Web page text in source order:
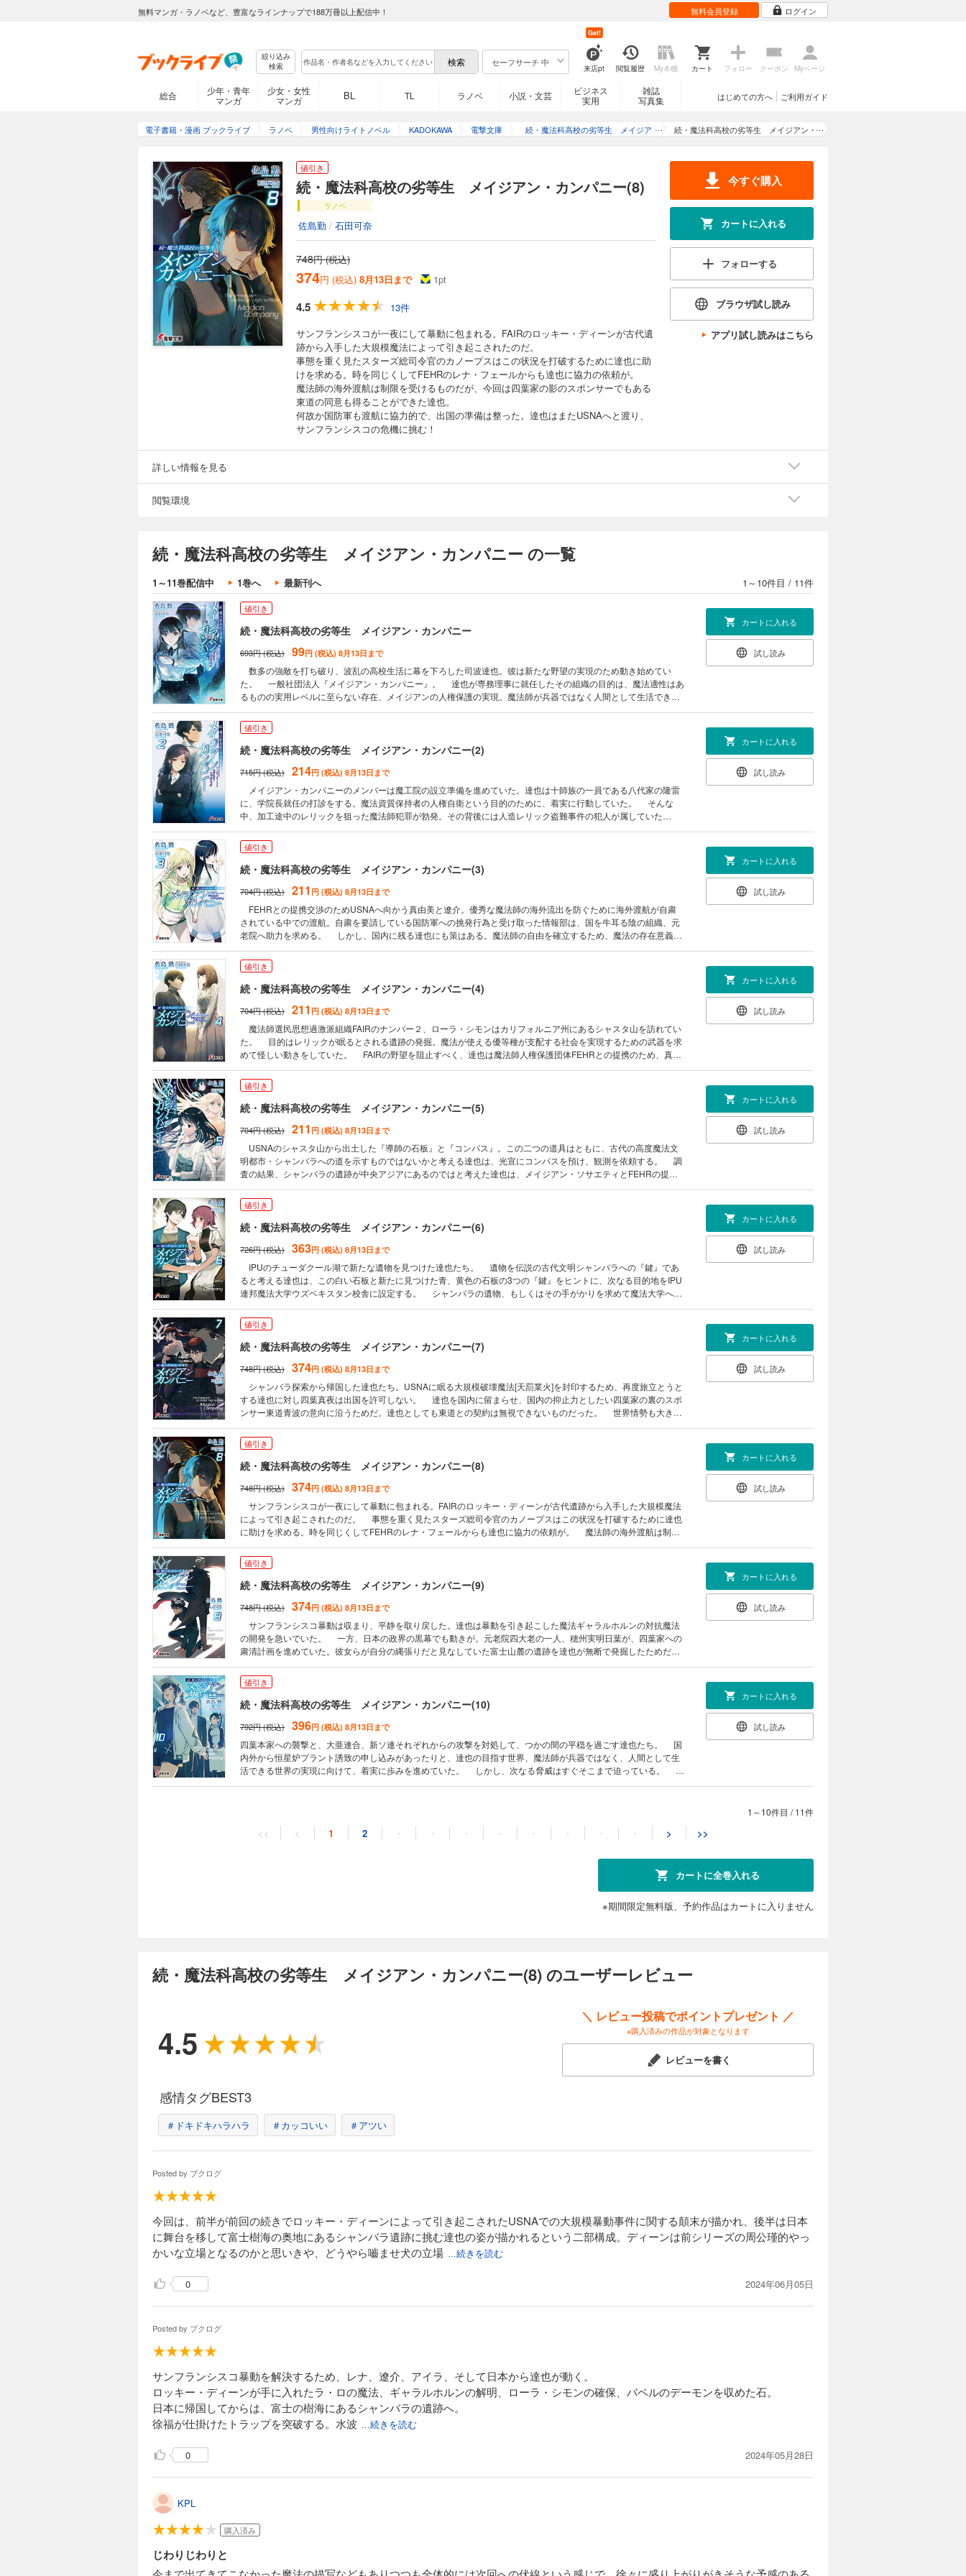
無料マンガ・ラノベなど、豊富なラインナップで188万冊以上配信中！ 無料会員登録 ログイン
絞り込み
検索
セーフサーチ 中
来店pt
Get!
閲覧履歴 My本棚 カート フォロー クーポン Myページ
総合
少年・青年
マンガ
少女・女性
マンガ
BL TL ラノベ 小説・文芸
ビジネス
実用
雑誌
写真集
ご利用ガイド
はじめての方へ
電子書籍・漫画 ブックライブ ラノベ 男性向けライトノベル KADOKAWA 電撃文庫
続・魔法科高校の劣等生 メイジア
続・魔法科高校の劣等生 メイジアン・
値引き
続・魔法科高校の劣等生 メイジアン・カンパニー(8)
ラノベ
佐島勤 / 石田可奈
748円 (税込)
374円 (税込) 8月13日まで 1pt
4.5
13件
サンフランシスコが一夜にして暴動に包まれる。FAIRのロッキー・ディーンが古代遺
跡から入手した大規模魔法によって引き起こされたのだ。
事態を重く見たスターズ総司令官のカノープスはこの状況を打破するために達也に助
けを求める。時を同じくしてFEHRのレナ・フェールからも達也に協力の依頼が。
魔法師の海外渡航は制限を受けるものだが、今回は四葉家の影のスポンサーでもある
東道の同意も得ることができた達也。
何故か国防軍も渡航に協力的で、出国の準備は整った。達也はまたUSNAへと渡り、
サンフランシスコの危機に挑む！
今すぐ購入
カートに入れる
フォローする
ブラウザ試し読み
アプリ試し読みはこちら
詳しい情報を見る
閲覧環境
続・魔法科高校の劣等生 メイジアン・カンパニー の一覧
1～11巻配信中 1巻へ 最新刊へ 1～10件目 / 11件
値引き
続・魔法科高校の劣等生 メイジアン・カンパニー
693円 (税込) 99円 (税込) 8月13日まで
数多の強敵を打ち破り、波乱の高校生活に幕を下ろした司波達也。彼は新たな野望の実現のため動き始めてい
た。 一般社団法人『メイジアン・カンパニー』。 達也が専務理事に就任したその組織の目的は、魔法適性はあ
るものの実用レベルに至らない存在、メイジアンの人権保護の実現。魔法師が兵器ではなく人間として生活できる
向は、当然ながら世界中から注目を集める。USNAにある魔法師の結社『FEHR』から、達也の動向を探るべく刺
客が送り込まれ……。 司波達也の新たな伝説が幕を開ける――。
カートに入れる
試し読み
値引き
続・魔法科高校の劣等生 メイジアン・カンパニー(2)
715円 (税込) 214円 (税込) 8月13日まで
メイジアン・カンパニーのメンバーは魔工院の設立準備を進めていた。達也は十師族の一員である八代家の隆雷
に、学院長就任の打診をする。魔法資質保持者の人権自衛という目的のために、着実に行動していた。 そんな
中、加工途中のレリックを狙った魔法師犯罪が勃発。その背後には人造レリック盗難事件の犯人が属していた
『FEHR』との接触を試みる。 三つの組織が交わることでレリックを巡る争いが激化する――。
カートに入れる
試し読み
値引き
続・魔法科高校の劣等生 メイジアン・カンパニー(3)
704円 (税込) 211 円 (税込) 8月13日まで
FEHRとの提携交渉のためUSNAへ向かう真由美と遼介。優秀な魔法師の海外流出を防ぐために海外渡航が自粛
されている中での渡航。自粛を要請している国防軍への挑発行為と受け取った情報部は、国を牛耳る陰の組織、元
老院へ助力を求める。 しかし、国内に残る達也にも策はある。魔法師の自由を確立するため、魔法の存在意義を
と違う空気が流れていた。リーナが渡米しているため深雪の護衛として達也がそばにいることが増える。そのこと
にやきもきする、とある男女の姿が……。
カートに入れる
試し読み
値引き
続・魔法科高校の劣等生 メイジアン・カンパニー(4)
704円 (税込) 211 円 (税込) 8月13日まで
魔法師選民思想過激派組織FAIRのナンバー２、ローラ・シモンはカリフォルニア州にあるシャスタ山を訪れてい
た。 目的はレリックが眠るとされる遺跡の発掘。魔法が使える優等種が支配する社会を実現するための武器を求
めて怪しい動きをしていた。 FAIRの野望を阻止すべく、達也は魔法師人権保護団体FEHRとの提携のため、真由
代表を務めるレナ・フェールとの交渉は順調に進んでいたが、提携の阻止を目論む勢力が真由美たちの背後に忍び
寄り……！
カートに入れる
試し読み
値引き
続・魔法科高校の劣等生 メイジアン・カンパニー(5)
704円 (税込) 211 円 (税込) 8月13日まで
USNAのシャスタ山から出土した『導師の石板』と『コンパス』。この二つの道具はともに、古代の高度魔法文
明都市・シャンバラへの道を示すものではないかと考える達也は、光宣にコンパスを預け、観測を依頼する。 調
査の結果、シャンバラの遺跡が中央アジアにあるのではと考えた達也は、メイジアン・ソサエティとFEHRの提携
キー・ディーンのもとにある男が訪ねてくる。その人物は大亜連合の特殊工作部隊『八仙』の一人だと名乗ってお
り……。
カートに入れる
試し読み
値引き
続・魔法科高校の劣等生 メイジアン・カンパニー(6)
726円 (税込) 363円 (税込) 8月13日まで
IPUのチューダクール湖で新たな遺物を見つけた達也たち。 遺物を伝説の古代文明シャンバラへの『鍵』であ
ると考える達也は、この白い石板と新たに見つけた青、黄色の石板の3つの『鍵』をヒントに、次なる目的地をIPU
連邦魔法大学ウズベキスタン校舎に設定する。 シャンバラの遺物、もしくはその手がかりを求めて魔法大学へ向
体は不明だが、激しい攻撃は確実にシャンバラへと近づいている証拠。 そしてついに達也たちはシャンバラの遺
物へとたどり着く――！
カートに入れる
試し読み
値引き
続・魔法科高校の劣等生 メイジアン・カンパニー(7)
748円 (税込) 374円 (税込) 8月13日まで
シャンバラ探索から帰国した達也たち。USNAに眠る大規模破壊魔法[天罰業火]を封印するため、再度旅立とうと
する達也に対し四葉真夜は出国を許可しない。 達也を国内に留まらせ、国内の抑止力としたい四葉家の裏のスポ
ンサー東道青波の意向に沿うためだ。達也としても東道との契約は無視できないものだった。 世界情勢も大きく
軍部を中心に達也を文民監視団として派遣しようと画策していた。 大亜連合でも引き続き達也の暗殺が企てられ
ており、その足掛かりとして一条将輝に忍び寄る影が――。
カートに入れる
試し読み
値引き
続・魔法科高校の劣等生 メイジアン・カンパニー(8)
748円 (税込) 374円 (税込) 8月13日まで
サンフランシスコが一夜にして暴動に包まれる。FAIRのロッキー・ディーンが古代遺跡から入手した大規模魔法
によって引き起こされたのだ。 事態を重く見たスターズ総司令官のカノープスはこの状況を打破するために達也
に助けを求める。時を同じくしてFEHRのレナ・フェールからも達也に協力の依頼が。 魔法師の海外渡航は制限
も渡航に協力的で、出国の準備は整った。達也はまたUSNAへと渡り、サンフランシスコの危機に挑む！
カートに入れる
試し読み
値引き
続・魔法科高校の劣等生 メイジアン・カンパニー(9)
748円 (税込) 374円 (税込) 8月13日まで
サンフランシスコ暴動は収まり、平静を取り戻した。達也は暴動を引き起こした魔法ギャラルホルンの対抗魔法
の開発を急いでいた。 一方、日本の政界の黒幕でも動きが。元老院四大老の一人、穂州実明日葉が、四葉家への
粛清計画を進めていた。彼女らが自分の縄張りだと見なしていた富士山麓の遺跡を達也が無断で発掘したためだ。
家だが、達也のことを憎む分家の当主、黒羽貢がどうやら不穏な動きをしており……。
カートに入れる
試し読み
値引き
続・魔法科高校の劣等生 メイジアン・カンパニー(10)
792円 (税込) 396円 (税込) 8月13日まで
四葉本家への襲撃と、大亜連合、新ソ連それぞれからの攻撃を対処して、つかの間の平穏を過ごす達也たち。 国
内外から恒星炉プラント誘致の申し込みがあったりと、達也の目指す世界、魔法師が兵器ではなく、人間として生
活できる世界の実現に向けて、着実に歩みを進めていた。 しかし、次なる脅威はすぐそこまで迫っている。 達
カートに入れる
試し読み
続・魔法科高校の劣等生 メイジアン・カンパニー(11)
ロッキー・ディーンが自らの命と引き換えに発動した、先史魔法文明の秘術「ギャラルホルン」。 人間が持つ
破壊衝動を解き放つ、戦略級魔法に匹敵する規模の影響力を持つ魔法だ。 術者であるディーンの死後も依然とし
て「ギャラルホルン」は猛威を振るう。一般人だけでなく魔法師もその毒牙に抗えず、混沌は拡大しつづけてい
る。 ディーンに替わる新たな寄生先を求めた「ギャラルホルン」のデーモンが宿主として選んだのは、テロ対策
カートに入れる
1～10件目 /11件
<< < 1 2 ・ ・ ・ ・ ・ ・ ・ ・ > >>
カートに全巻入れる
※期間限定無料版、予約作品はカートに入りません
続・魔法科高校の劣等生 メイジアン・カンパニー(8) のユーザーレビュー
4.5
＼ レビュー投稿でポイントプレゼント ／
※購入済みの作品が対象となります
レビューを書く
感情タグBEST3
＃ドキドキハラハラ ＃カッコいい ＃アツい
Posted by ブクログ
今回は、前半が前回の続きでロッキー・ディーンによって引き起こされたUSNAでの大規模暴動事件に関する顛末が描かれ、後半は日本
に舞台を移して富士樹海の奥地にあるシャンバラ遺跡に挑む達也の姿が描かれるという二部構成。ディーンは前シリーズの周公瑾的やっ
かいな立場となるのかと思いきや、どうやら嚙ませ犬の立場 ...続きを読む
0 2024年06月05日
Posted by ブクログ
サンフランシスコ暴動を解決するため、レナ、遼介、アイラ、そして日本から達也が動く。
ロッキー・ディーンが手に入れたラ・ロの魔法、ギャラルホルンの解明、ローラ・シモンの確保、バベルのデーモンを収めた石。
日本に帰国してからは、富士の樹海にあるシャンバラの遺跡へ。
徐福が仕掛けたトラップを突破する。水波 ...続きを読む
0 2024年05月28日
KPL
購入済み
じわりじわりと